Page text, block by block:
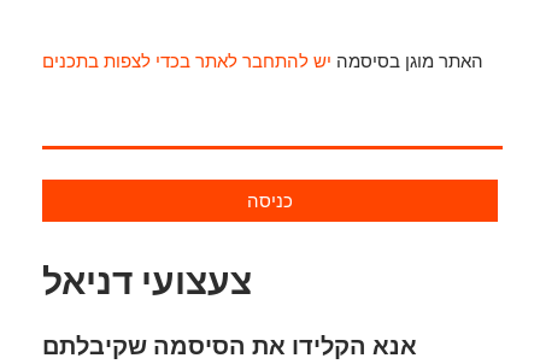
האתר מוגן בסיסמה יש להתחבר לאתר בכדי לצפות בתכנים
כניסה
צעצועי דניאל
אנא הקלידו את הסיסמה שקיבלתם